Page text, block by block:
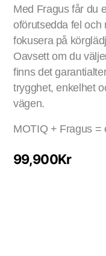
Med Fragus får du
oförutsedda fel och
fokusera på
Oavsett om du
finns det
trygghet, enkelhet
vägen.
MOTIQ + Fragus =
99,900Kr